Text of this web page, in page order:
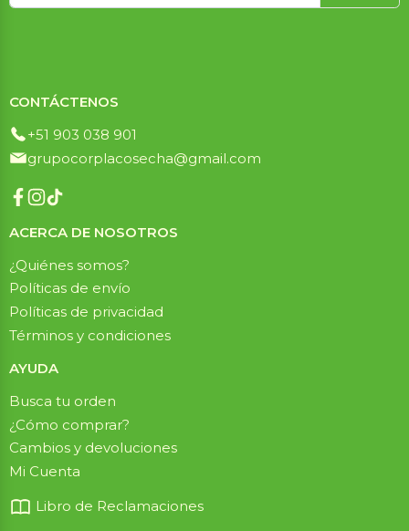
CONTÁCTENOS
+51 903 038 901
grupocorplacosecha@gmail.com
ACERCA DE NOSOTROS
¿Quiénes somos?
Políticas de envío
Políticas de privacidad
Términos y condiciones
AYUDA
Busca tu orden
¿Cómo comprar?
Cambios y devoluciones
Mi Cuenta
Libro de Reclamaciones